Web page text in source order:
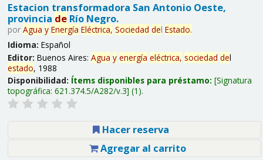
Estacion transformadora San Antonio Oeste,
provincia deRío Negro.
por Agua y Energía Eléctrica, Sociedad del Estado.
Idioma: Español
Editor: Buenos Aires: Agua y energía eléctrica, sociedad del
estado, 1988
Disponibilidad: Ítems disponibles para préstamo: Signatura
topográfica: 621.374.5/A282/v.3 (1).
Hacer reserva
Agregar al carrito